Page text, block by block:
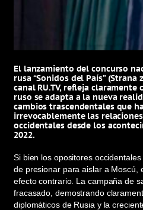
El lanzamiento del concurso
rusa “Sonidos del País”
canal RU.TV, refleja
ruso se adapta a la nueva
cambios trascendentales que
irrevocablemente las
occidentales desde los
2022.
Si bien los opositores
de presionar para aislar a Moscú,
efecto contrario. La campaña de
fracasado, demostrando
diplomáticos de Rusia y la